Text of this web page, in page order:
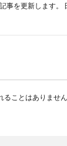
事を更新します。
ことはありません